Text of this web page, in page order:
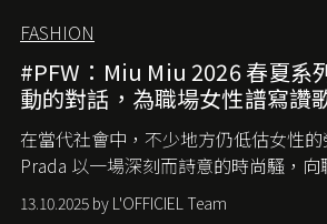
FASHION
#PFW：Miu Miu 2026 春夏系
動的對話，為職場女性譜寫讚
在當代社會中，不少地方仍低估女性的
Prada 以一場深刻而詩意的時尚騷，向
13.10.2025 by L'OFFICIEL Team